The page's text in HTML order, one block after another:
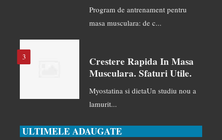
Program de antrenament pentru
masa musculara: de c...
3
Crestere Rapida In Masa
Musculara. Sfaturi Utile.
Myostatina si dietaUn studiu nou a
lamurit...
ULTIMELE ADAUGATE